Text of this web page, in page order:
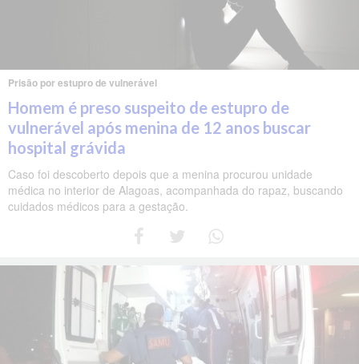
Prisão por estupro de vulnerável
Homem é preso suspeito de estupro de
vulnerável após menina de 12 anos buscar
hospital grávida
Caso foi descoberto depois que a menina procurou unidade
médica no interior de Alagoas, acompanhada do rapaz, buscando
cuidados médicos para a gestação.